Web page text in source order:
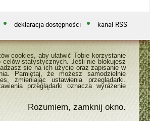
deklaracja dostępności kanał RSS
cookies, aby ułatwić Tobie korzystanie
celów statystycznych. Jeśli nie blokujesz
się na ich użycie oraz zapisanie w
Pamiętaj, że możesz samodzielnie
zmieniając ustawienia przeglądarki.
przeglądarki oznacza wyrażenie
Rozumiem, zamknij okno.